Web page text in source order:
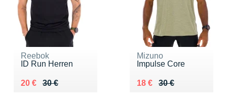
Reebok
ID Run Herren
30 €
Au lieu de 30 €
20 €
Vendu 20 €
Mizuno
Impulse Core
30 €
Au lieu de 30 €
18 €
Vendu 18 €